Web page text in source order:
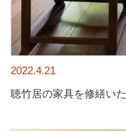
2022.4.21
聴竹居の家具を修繕いた